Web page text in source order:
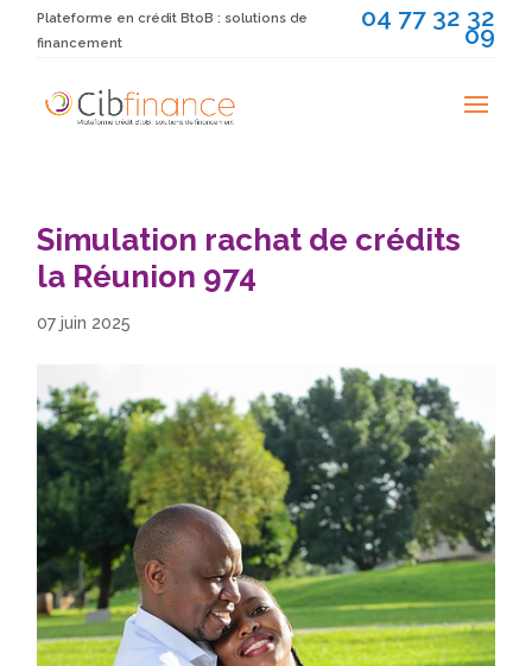
Plateforme en crédit BtoB : solutions de
financement
04 77 32 32
09
Simulation rachat de crédits
la Réunion 974
07 juin 2025